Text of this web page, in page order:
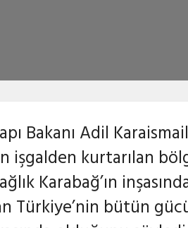
Bakanı Adil
işgalden kurtarılan
Karabağ’ın
Türkiye’nin bütün